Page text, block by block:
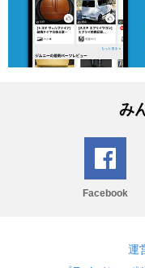
み
Facebook
運